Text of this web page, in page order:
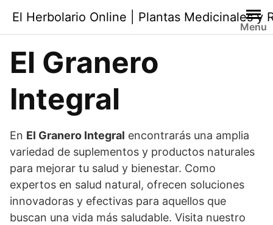
contenido
El Herbolario Online | Plantas Medicinales y
Menu
El Granero
Integral
En El Granero Integral encontrarás una amplia
variedad de suplementos y productos naturales
para mejorar tu salud y bienestar. Como
expertos en salud natural, ofrecen soluciones
innovadoras y efectivas para aquellos que
buscan una vida más saludable. Visita nuestro